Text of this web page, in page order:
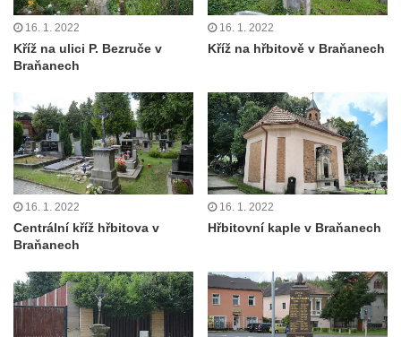
Kamenném Újezdě
Socha na náměstí J. V. Kamarýta ve
Velešíně
Pomník J. V. Kamarýta v Krumlovské ulici ve
Velešíně
Pamětní deska arcibiskupa Micara ve
vstupu do poutního místa Římov
Plastika Koule v Gutenbergově ulici v
Liberci
Pamětní deska Vojtěcha Kocmicha na
domě čp. 37 v ulici Betlém v Římově
Pomník na paměť zrušení roboty v Plavu
Socha vodníka v Plavu
16. 1. 2022
Kříž na ulici P. Bezruče v
Braňanech
16. 1. 2022
Kříž na hřbitově v Braňanech
16. 1. 2022
Centrální kříž hřbitova v
Braňanech
16. 1. 2022
Hřbitovní kaple v Braňanech